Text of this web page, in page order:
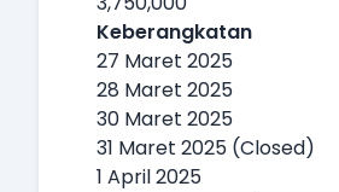
Keberangkatan
27 Maret 2025
28 Maret 2025
30 Maret 2025
31 Maret 2025 (Closed)
1 April 2025